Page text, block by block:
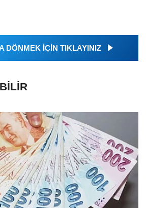
DÖNMEK İÇİN TIKLAYINIZ